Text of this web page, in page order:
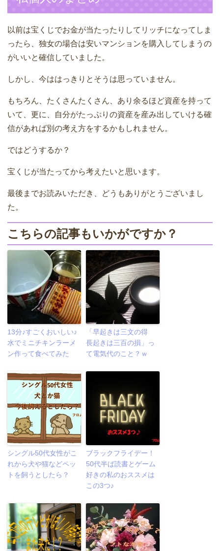
以前は宝くじでお金が当たったりしてリッチになってしま
ったら、独女の場合は安いマンションを購入してしまうの
がいいと確信していました。
しかし、今ははっきりとそうは思っていません。
もちろん、たくさんたくさん、あり余るほど資産を持って
いて、更に、自分がたっぷりの資産を産み出していける確
信があれば別の考え方をするかもしれません。
ではどうするか？
宝くじが当たってから考えたいと思います。
最後までお読みいただき、どうもありがとうございまし
た。
こちらの記事もいかがですか？
13分♪すごくおいしい♪
水でミニチキンラーメ
ン作って食べてみた
「早起きは三文の得
長起きは三百の損」っ
て電気代のこと？ｗ
シングル50代女性がこ
れから犬や猫などペッ
トを飼うとしたら？
ブラックフライデー！
50代半ば読書とゲーム
好きの私のおススメは
この3つ♪